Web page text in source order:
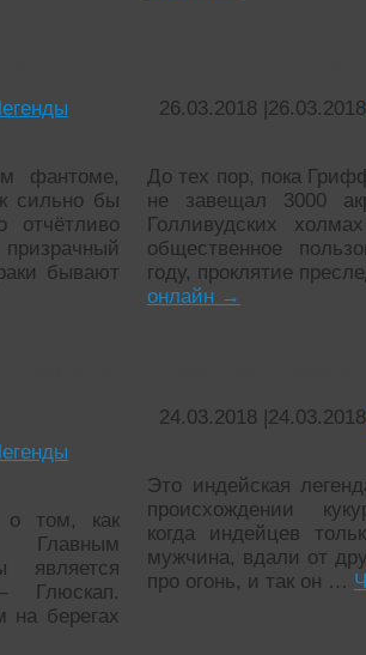
фантоме,
сильно бы
отчётливо
бывают
26.03.2018 |26.03.2018
До тех пор, пока
не завещал 3000
Голливудских
общественное
году, проклятие
онлайн →
о том, как
Главным
является
Глюскап.
берегах
24.03.2018 |24.03.2018
Это индейская
происхождении
когда индейцев
мужчина, вдали от
про огонь, и так он …